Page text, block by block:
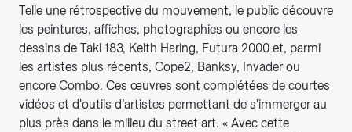
Telle une rétrospective du mouvement, le public découvre
les peintures, affiches, photographies ou encore les
dessins de Taki 183, Keith Haring, Futura 2000 et, parmi
les artistes plus récents, Cope2, Banksy, Invader ou
encore Combo. Ces œuvres sont complétées de courtes
vidéos et d'outils d’artistes permettant de s'immerger au
plus près dans le milieu du street art. « Avec cette